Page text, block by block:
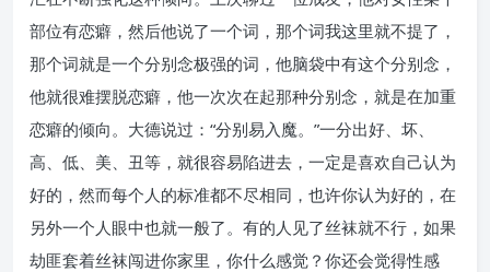
部位有恋癖，然后他说了一个词，那个词我这里就不提了，
那个词就是一个分别念极强的词，他脑袋中有这个分别念，
他就很难摆脱恋癖，他一次次在起那种分别念，就是在加重
恋癖的倾向。大德说过：“分别易入魔。”一分出好、坏、
高、低、美、丑等，就很容易陷进去，一定是喜欢自己认为
好的，然而每个人的标准都不尽相同，也许你认为好的，在
另外一个人眼中也就一般了。有的人见了丝袜就不行，如果
劫匪套着丝袜闯进你家里，你什么感觉？你还会觉得性感